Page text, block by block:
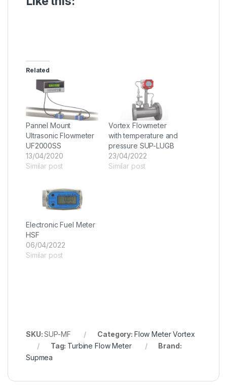
Related
Pannel Mount
Ultrasonic Flowmeter
UF2000SS
13/04/2020
Similar post
Vortex Flowmeter
with temperature and
pressure SUP-LUGB
23/04/2022
Similar post
Electronic Fuel Meter
HSF
06/04/2022
Similar post
SKU:SUP-MF Category: Flow Meter Vortex
Tag: Turbine Flow Meter
Brand:
Supmea